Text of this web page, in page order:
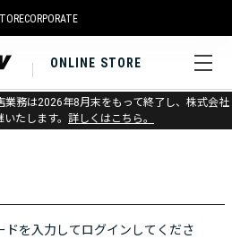
CORPORATE
ONLINE STORE
務は2026年8月末をもって終了し、株式会社
たします。 詳しくはこちら。
ドを入力してログインしてくださ